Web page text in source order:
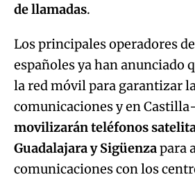
de llamadas.
Los principales operadores
españoles ya han anunciado
la red móvil para garantizar
comunicaciones y en
movilizarán teléfonos
Guadalajara y Sigüenzapara
comunicaciones con los